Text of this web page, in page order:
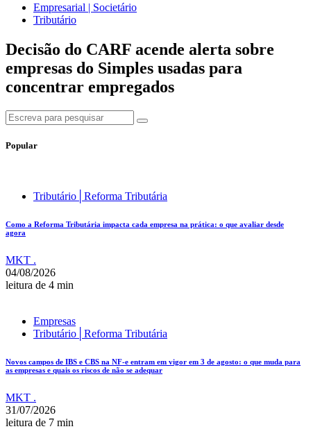
Empresarial | Societário
Tributário
Decisão do CARF acende alerta sobre
empresas do Simples usadas para
concentrar empregados
Popular
Tributário│Reforma Tributária
Como a Reforma Tributária impacta cada empresa na prática: o que avaliar desde
agora
MKT .
04/08/2026
leitura de 4 min
Empresas
Tributário│Reforma Tributária
Novos campos de IBS e CBS na NF-e entram em vigor em 3 de agosto: o que muda para
as empresas e quais os riscos de não se adequar
MKT .
31/07/2026
leitura de 7 min